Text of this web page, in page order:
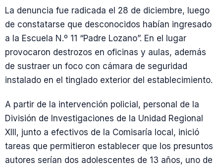
La denuncia fue radicada el 28 de diciembre, luego
de constatarse que desconocidos habían ingresado
a la Escuela N.º 11 “Padre Lozano”. En el lugar
provocaron destrozos en oficinas y aulas, además
de sustraer un foco con cámara de seguridad
instalado en el tinglado exterior del establecimiento.
A partir de la intervención policial, personal de la
División de Investigaciones de la Unidad Regional
XIII, junto a efectivos de la Comisaría local, inició
tareas que permitieron establecer que los presuntos
autores serían dos adolescentes de 13 años, uno de